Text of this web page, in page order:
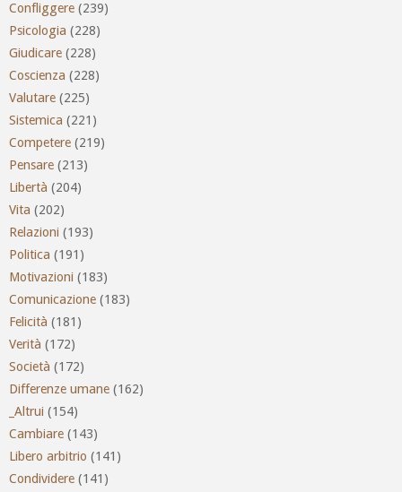
Confliggere (239)
Psicologia (228)
Giudicare (228)
Coscienza (228)
Valutare (225)
Sistemica (221)
Competere (219)
Pensare (213)
Libertà (204)
Vita (202)
Relazioni (193)
Politica (191)
Motivazioni (183)
Comunicazione (183)
Felicità (181)
Verità (172)
Società (172)
Differenze umane (162)
_Altrui (154)
Cambiare (143)
Libero arbitrio (141)
Condividere (141)